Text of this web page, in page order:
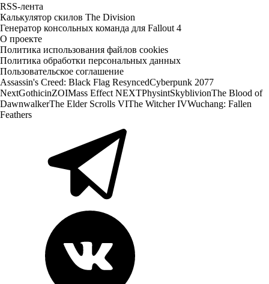
RSS-лента
Калькулятор скилов The Division
Генератор консольных команда для Fallout 4
О проекте
Политика использования файлов cookies
Политика обработки персональных данных
Пользовательское соглашение
Assassin's Creed: Black Flag ResyncedCyberpunk 2077
NextGothicinZOIMass Effect NEXTPhysintSkyblivionThe Blood of
DawnwalkerThe Elder Scrolls VIThe Witcher IVWuchang: Fallen
Feathers